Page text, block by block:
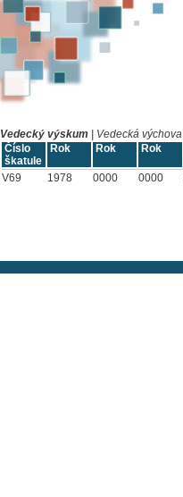
Vedecký výskum Vedecká výchova
Číslo
škatule
Rok Rok Rok
V69 1978 0000 0000